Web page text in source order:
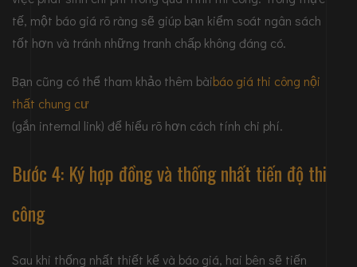
tế, một báo giá rõ ràng sẽ giúp bạn kiểm soát ngân sách
tốt hơn và tránh những tranh chấp không đáng có.
Bạn cũng có thể tham khảo thêm bàibáo giá thi công nội
thất chung cư
(gắn internal link) để hiểu rõ hơn cách tính chi phí.
Bước 4: Ký hợp đồng và thống nhất tiến độ thi
công
Sau khi thống nhất thiết kế và báo giá, hai bên sẽ tiến